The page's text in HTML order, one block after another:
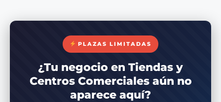
PLAZAS LIMITADAS
¿Tu negocio en Tiendas y
Centros Comerciales aún no
aparece aquí?